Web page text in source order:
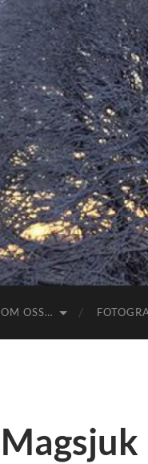
OM OSS…
Magsjuk